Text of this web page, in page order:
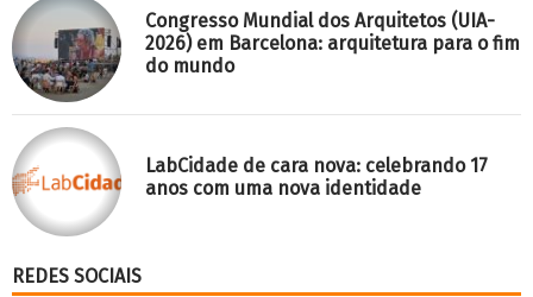
Congresso Mundial dos Arquitetos (UIA-
2026) em Barcelona: arquitetura para o fim
do mundo
LabCidade de cara nova: celebrando 17
anos com uma nova identidade
REDES SOCIAIS